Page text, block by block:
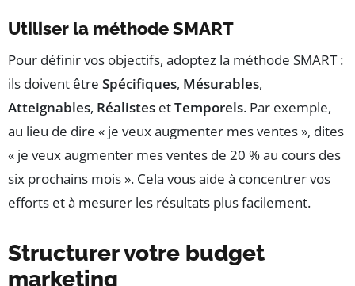
Utiliser la méthode SMART
Pour définir vos objectifs, adoptez la méthode SMART :
ils doivent être Spécifiques, Mésurables,
Atteignables, Réalistes etTemporels. Par exemple,
au lieu de dire « je veux augmenter mes ventes », dites
« je veux augmenter mes ventes de 20 % au cours des
six prochains mois ». Cela vous aide à concentrer vos
efforts et à mesurer les résultats plus facilement.
Structurer votre budget
marketing